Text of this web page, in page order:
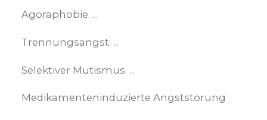
Agoraphobie. ...
Trennungsangst. ...
Selektiver Mutismus. ...
Medikamenteninduzierte Angststörung